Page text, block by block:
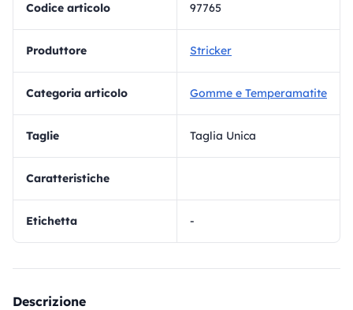
Codice articolo 97765
Produttore Stricker
Categoria articolo Gomme e Temperamatite
Taglie Taglia Unica
Caratteristiche
Etichetta -
Descrizione